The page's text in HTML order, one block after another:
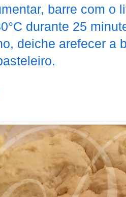
barre com o
durante 25
deiche arefecer a